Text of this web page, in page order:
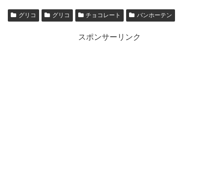
グリコ グリコ チョコレート バンホーテン
スポンサーリンク